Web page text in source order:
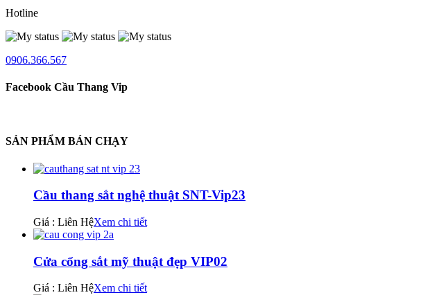
Hotline
0906.366.567
Facebook Cầu Thang Vip
SẢN PHẨM BÁN CHẠY
Cầu thang sắt nghệ thuật SNT-Vip23
Giá : Liên HệXem chi tiết
Cửa cổng sắt mỹ thuật đẹp VIP02
Giá : Liên HệXem chi tiết